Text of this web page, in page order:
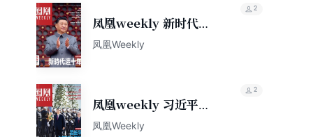
凤凰weekly 新时代，
这十年（2022年第29
凤凰Weekly
2
凤凰weekly 习近平中
亚行全记录（2022年第
凤凰Weekly
2